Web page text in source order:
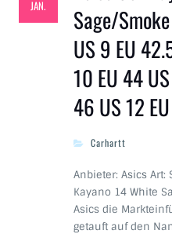
JAN.
Sage/
US 9 EU
10 EU 44
46 US 12
Carhartt
Anbieter: Asics
Kayano 14 White
Asics die
getauft auf den